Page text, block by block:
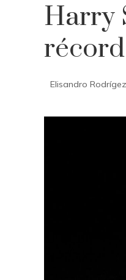
Harry
Elisandro